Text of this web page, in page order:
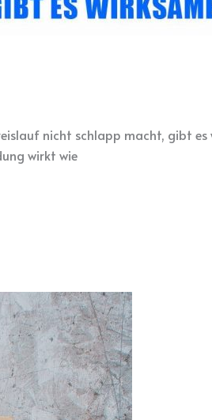
nicht schlapp macht, gibt
wirkt wie